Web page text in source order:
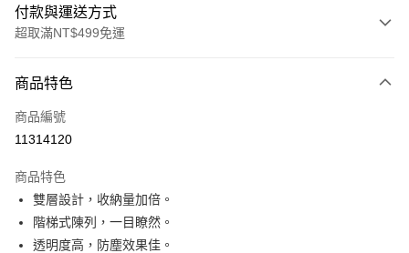
付款與運送方式
超取滿NT$499免運
信用卡一次付款
信用卡分期付款
合作金庫商業銀行
華南商業銀行
上海商業儲蓄銀行
國泰世華商業銀行
超商取貨付款
ATM付款
商品特色
商品編號
11314120
商品特色
雙層設計，收納量加倍。
階梯式陳列，一目瞭然。
透明度高，防塵效果佳。